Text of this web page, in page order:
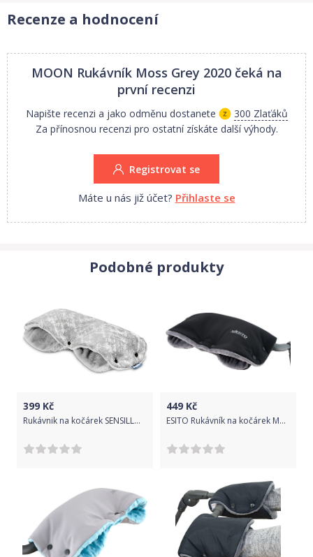
Recenze a hodnocení
MOON Rukávník Moss Grey 2020 čeká na
první recenzi
Napište recenzi a jako odměnu dostanete
300 Zlaťáků
Za přínosnou recenzi pro ostatní získáte další výhody.
Registrovat se
Máte u nás již účet? Přihlaste se
Podobné produkty
399 Kč
Rukávnik na kočárek SENSILLO, na obe ruky, barva světle šedá
449 Kč
ESITO Rukávník na kočárek Magna softshell s reflexem, Barva černá / šedá, Velikost 45 x 53 cm